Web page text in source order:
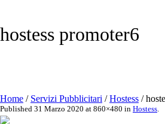
hostess promoter6
Home / Servizi Pubblicitari /Hostess /
Published 31 Marzo 2020 at 860×480 in Hostess.